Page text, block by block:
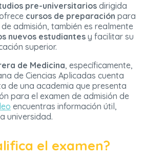
pre-universitarios dirigida
cursos de preparación para
admisión, también es realmente
nuevos estudiantes y facilitar su
superior.
de Medicina, específicamente,
de Ciencias Aplicadas cuenta
de una academia que presenta
para el examen de admisión de
encuentras información útil,
universidad.
el examen?